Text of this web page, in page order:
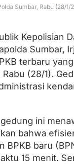
Sumbar, Rabu (28/
Kepolisian
Sumbar,
terbaru
(28/1).
ini
bahwa
baru
15 menit.